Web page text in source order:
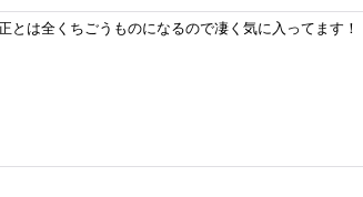
は全くちごうものになるので凄く気に入ってます！